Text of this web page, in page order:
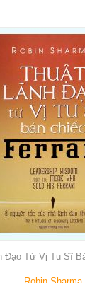
Đạo Từ Vị Tu Sĩ
Robin Sharma